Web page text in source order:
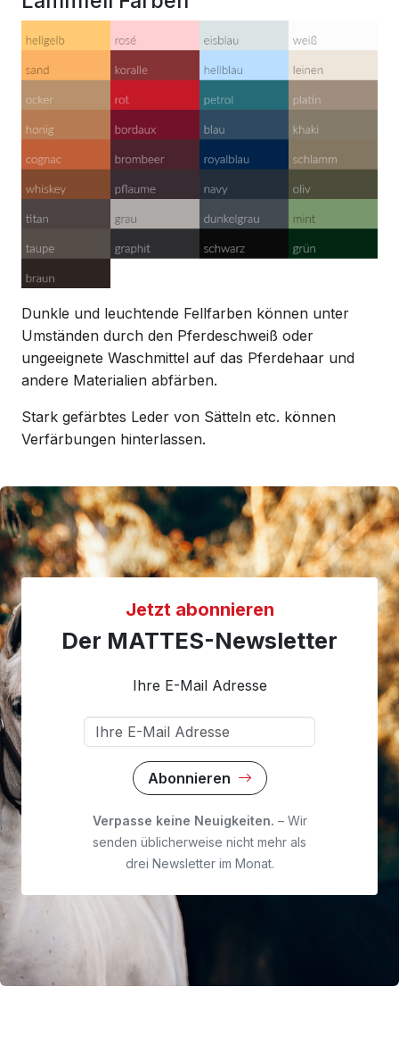
Dunkle und leuchtende Fellfarben können unter
Umständen durch den Pferdeschweiß oder
ungeeignete Waschmittel auf das Pferdehaar und
andere Materialien abfärben.
Stark gefärbtes Leder von Sätteln etc. können
Verfärbungen hinterlassen.
Jetzt abonnieren
Der MATTES-Newsletter
Ihre E-Mail Adresse
Abonnieren
Verpasse keine Neuigkeiten. – Wir
senden üblicherweise nicht mehr als
drei Newsletter im Monat.